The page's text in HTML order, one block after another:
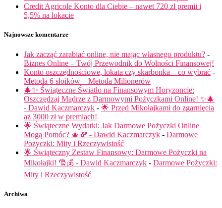
Credit Agricole Konto dla Ciebie – nawet 720 zł premii i
5,5% na lokacie
Najnowsze komentarze
Jak zacząć zarabiać online, nie mając własnego produktu? -
Biznes Online – Twój Przewodnik do Wolności Finansowej!
Konto oszczędnościowe, lokata czy skarbonka – co wybrać -
Metoda 6 słoików – Metoda Milionerów
🎄✨ Świąteczne Światło na Finansowym Horyzoncie:
Oszczędzaj Mądrze z Darmowymi Pożyczkami Online! ✨🎄
- Dawid Kaczmarczyk - 🌟 Przed Mikołajkami do zgarnięcia
aż 3000 zł w premiach!
🌟 Świąteczne Wydatki: Jak Darmowe Pożyczki Online
Mogą Pomóc? 🎄💸 - Dawid Kaczmarczyk - Darmowe
Pożyczki: Mity i Rzeczywistość
🌟 Świąteczny Zestaw Finansowy: Darmowe Pożyczki na
Mikołajki! 🎅💰 - Dawid Kaczmarczyk - Darmowe Pożyczki:
Mity i Rzeczywistość
Archiwa